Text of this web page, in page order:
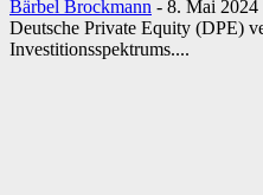
Bärbel Brockmann - 8. Mai 2024
Deutsche Private Equity (DPE)
Investitionsspektrums....